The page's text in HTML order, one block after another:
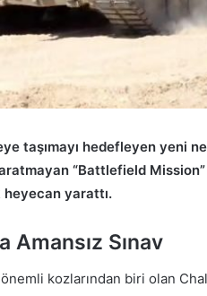
taşımayı hedefleyen yeni
“Battlefield
yarattı.
Amansız Sınav
kozlarından biri olan